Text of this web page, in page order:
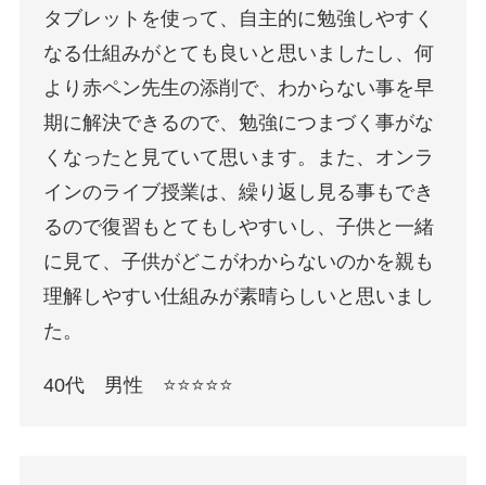
タブレットを使って、自主的に勉強しやすく
なる仕組みがとても良いと思いましたし、何
より赤ペン先生の添削で、わからない事を早
期に解決できるので、勉強につまづく事がな
くなったと見ていて思います。また、オンラ
インのライブ授業は、繰り返し見る事もでき
るので復習もとてもしやすいし、子供と一緒
に見て、子供がどこがわからないのかを親も
理解しやすい仕組みが素晴らしいと思いまし
た。
40代 男性 ⭐️⭐️⭐️⭐️⭐️